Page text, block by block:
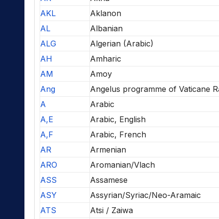
AKL
Aklanon
AL
Albanian
ALG
Algerian (Arabic)
AH
Amharic
AM
Amoy
Ang
Angelus programme of Vaticane
A
Arabic
A,E
Arabic, English
A,F
Arabic, French
AR
Armenian
ARO
Aromanian/Vlach
ASS
Assamese
ASY
Assyrian/Syriac/Neo-Aramaic
ATS
Atsi / Zaiwa